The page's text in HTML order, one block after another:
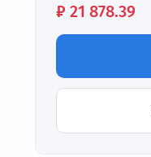
Цена:
₽ 21 878.39